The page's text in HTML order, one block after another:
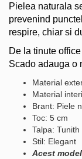
Pielea naturala
prevenind
respire, chiar si
De la tinute
Scado adauga o
Material
Material
Brant: Piele
Toc: 5 cm
Talpa: Tunith
Stil: Elegant
Acest